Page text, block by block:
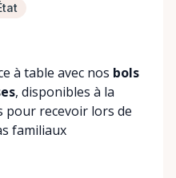
à table avec nos bols
, disponibles à la
pour recevoir lors de
familiaux